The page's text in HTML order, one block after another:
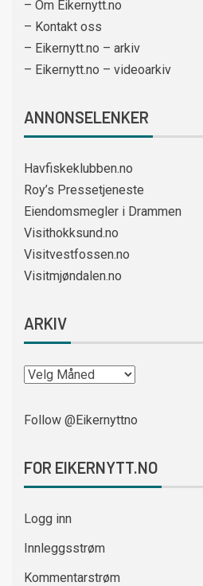
– Om Eikernytt.no
– Kontakt oss
– Eikernytt.no – arkiv
– Eikernytt.no – videoarkiv
ANNONSELENKER
Havfiskeklubben.no
Roy’s Pressetjeneste
Eiendomsmegler i Drammen
Visithokksund.no
Visitvestfossen.no
Visitmjøndalen.no
ARKIV
Follow @Eikernyttno
FOR EIKERNYTT.NO
Logg inn
Innleggsstrøm
Kommentarstrøm